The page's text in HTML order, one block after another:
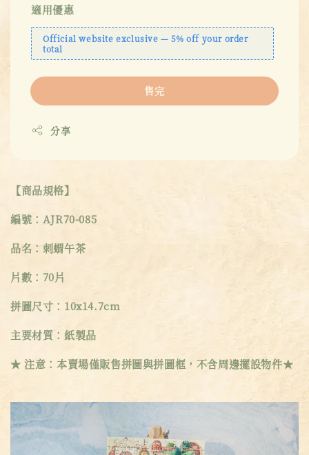
適用優惠
Official website exclusive — 5% off your order
total
售完
分享
【商品規格】
編號：AJR70-085
品名：刺蝟午茶
片數：70片
拼圖尺寸：10x14.7cm
主要材質：紙製品
★ 注意：本賣場僅販售拼圖與拼圖框，不含周邊擺設物件★